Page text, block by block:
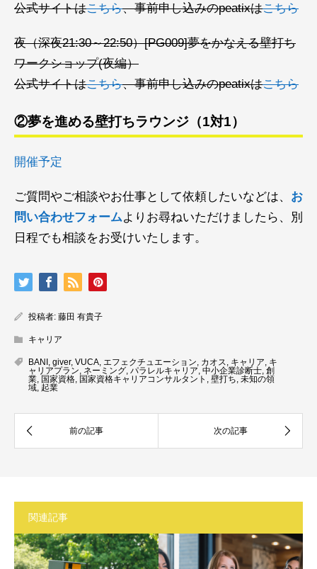
公式サイトはこちら、事前申し込みのpeatixはこちら
夜（深夜21:30～22:50）[PG009]夢をかなえる壁打ち
ワークショップ(夜編）
公式サイトはこちら、事前申し込みのpeatixはこちら
②夢を進める壁打ちラウンジ（1対1）
開催予定
ご質問やご相談やお仕事として依頼したいなどは、 お
問い合わせフォームよりお尋ねいただけましたら、別
日程でも相談をお受けいたします。
投稿者: 藤田 有貴子
キャリア
BANI , giver, VUCA, エフェクチュエーション, カオス, キャリア, キ
ャリアプラン, ネーミング, パラレルキャリア, 中小企業診断士, 創
業, 国家資格, 国家資格キャリアコンサルタント , 壁打ち, 未知の領
域, 起業
関連記事